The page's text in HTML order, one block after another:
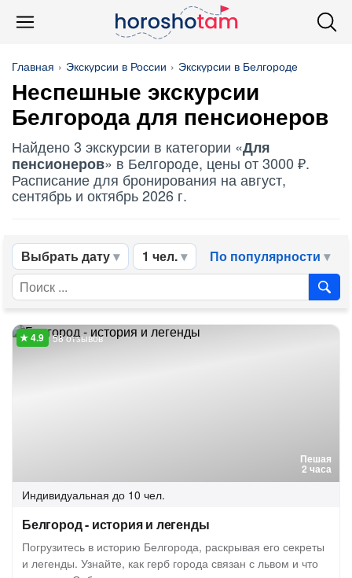
Главная Экскурсии в России Экскурсии в Белгороде
Неспешные экскурсии
Белгорода для пенсионеров
Найдено 3 экскурсии в категории «Для
пенсионеров» в Белгороде, цены от 3000 ₽.
Расписание для бронирования на август,
сентябрь и октябрь 2026 г.
Выбрать дату 1 чел. По популярности
Пешая
2 часа
58 отзывов
Индивидуальная до 10 чел.
Белгород - история и легенды
Погрузитесь в историю Белгорода, раскрывая его секреты
и легенды. Узнайте, как герб города связан с львом и что